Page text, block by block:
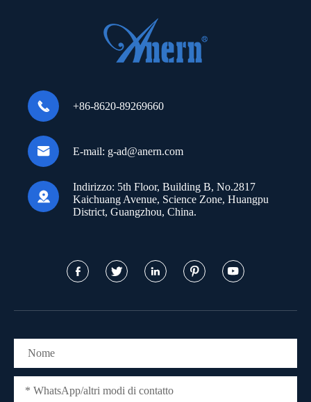
 +86-8620-89269660
 E-mail: g-ad@anern.com

Indirizzo: 5th Floor, Building B, No.2817
Kaichuang Avenue, Science Zone, Huangpu
District, Guangzhou, China.
    